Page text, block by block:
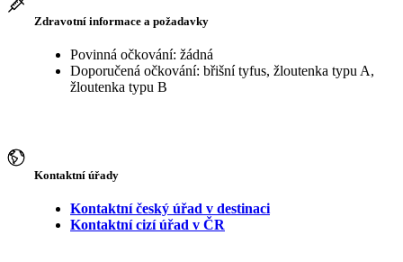
Zdravotní informace a požadavky
Povinná očkování: žádná
Doporučená očkování: břišní tyfus, žloutenka typu A,
žloutenka typu B
Kontaktní úřady
Kontaktní český úřad v destinaci
Kontaktní cizí úřad v ČR